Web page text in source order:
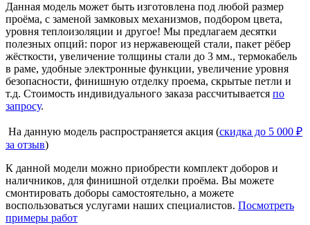
Данная модель может быть изготовлена под любой размер
проёма, с заменой замковых механизмов, подбором цвета,
уровня теплоизоляции и другое! Мы предлагаем десятки
полезных опций: порог из нержавеющей стали, пакет рёбер
жёсткости, увеличение толщины стали до 3 мм., термокабель
в раме, удобные электронные функции, увеличение уровня
безопасности, финишную отделку проема, скрытые петли и
т.д. Стоимость индивидуального заказа рассчитывается по
запросу.
На данную модель распространяется акция (скидка до 5 000 ₽
за отзыв)
К данной модели можно приобрести комплект доборов и
наличников, для финишной отделки проёма. Вы можете
смонтировать доборы самостоятельно, а можете
воспользоваться услугами наших специалистов. Посмотреть
примеры работ